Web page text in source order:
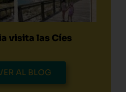
visita las Cíes
AL BLOG